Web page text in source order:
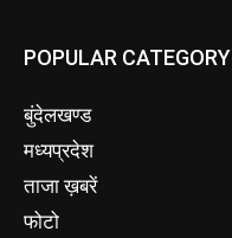
POPULAR CATEGORY
बुंदेलखण्ड
मध्यप्रदेश
ताजा ख़बरें
फोटो